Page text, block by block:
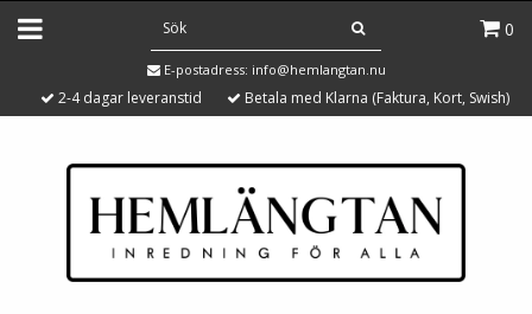
0
E-postadress: info@hemlangtan.nu
2-4 dagar leveranstid Betala med Klarna (Faktura, Kort, Swish)